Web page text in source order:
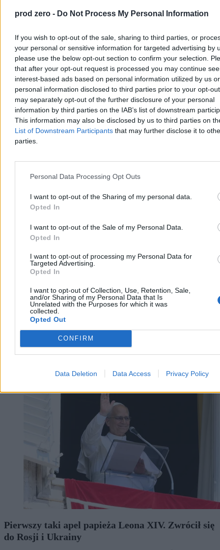
prod zero - Do Not Process My Personal Information
If you wish to opt-out of the sale, sharing to third parties, or
your personal or sensitive information for targeted advertising by
please use the below opt-out section to confirm your selection.
that after your opt-out request is processed you may continue
interest-based ads based on personal information utilized by us or
personal information disclosed to third parties prior to your opt-
may separately opt-out of the further disclosure of your personal
information by third parties on the IAB’s list of downstream
This information may also be disclosed by us to third parties on
List of Downstream Participants that may further disclose it to
parties.
Personal Data Processing Opt Outs
I want to opt-out of the Sharing of my personal data.
Opted In
I want to opt-out of the Sale of my Personal Data.
Opted In
I want to opt-out of processing my Personal Data for
Targeted Advertising.
Opted In
I want to opt-out of Collection, Use, Retention, Sale,
and/or Sharing of my Personal Data that Is
Unrelated with the Purposes for which it was
collected.
Opted Out
CONFIRM
Data Deletion Data Access Privacy Policy
Wojna w Ukrainie. Drony zniszczyły S-400 i trzy
rosyjskie statki na Morzu Czarnym
Ukraińskie Siły Systemów Bezzałogowych poinformowały o
zniszczeniu w Rosji systemu rakietowego S-400 Triumf w
Gelendżyku, zestawu Pancyr-S1 oraz trzech stacji radiolokacyjnych.
Aleksandra Cieślik
Dzisiaj 14:37
Reklama
Reklama
Pierwszy taki apel papieża Leona XIV. Zwrócił się
do Rosji i Ukrainy